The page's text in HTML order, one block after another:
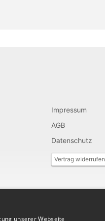
Impressum
AGB
Datenschutz
Vertrag widerrufen
unserer Webseite